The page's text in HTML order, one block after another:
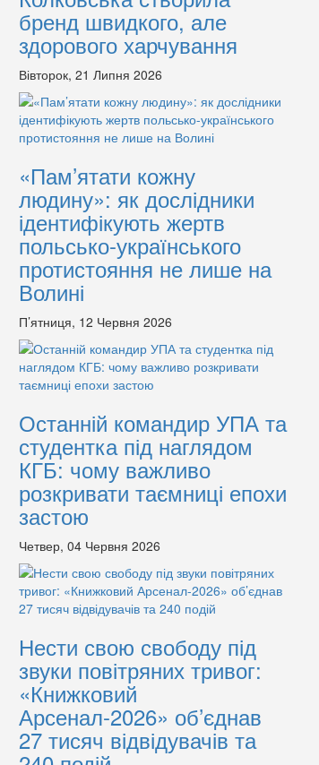
бренд швидкого, але
здорового харчування
Вівторок, 21 Липня 2026
«Пам’ятати кожну
людину»: як дослідники
ідентифікують жертв
польсько-українського
протистояння не лише на
Волині
П’ятниця, 12 Червня 2026
Останній командир УПА та
студентка під наглядом
КГБ: чому важливо
розкривати таємниці епохи
застою
Четвер, 04 Червня 2026
Нести свою свободу під
звуки повітряних тривог:
«Книжковий
Арсенал-2026» об’єднав
27 тисяч відвідувачів та